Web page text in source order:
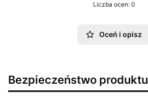
Liczba ocen: 0
Oceń i opisz
Bezpieczeństwo produktu